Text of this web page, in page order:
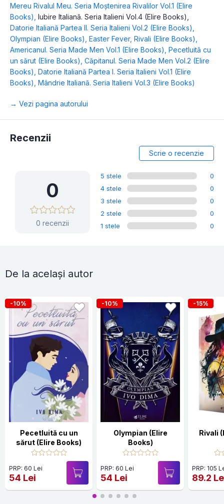
Mereu Rivalul Meu. Seria Moștenirea Rivalilor Vol.1 (Elire
Books) Iubire Italiană. Seria Italieni Vol.4 (Elire Books)
Datorie Italiană Partea II. Seria Italieni Vol.2 (Elire Books)
Olympian (Elire Books) Easter Fever, Rivali (Elire Books)
Americanul. Seria Made Men Vol.1 (Elire Books) Pecetluită cu
un sărut (Elire Books) Căpitanul. Seria Made Men Vol.2 (Elire
Books) Datorie Italiană Partea I. Seria Italieni Vol.1 (Elire
Books) Mândrie Italiană. Seria Italieni Vol.3 (Elire Books)
→ Vezi pagina autorului
Recenzii
Scrie o recenzie
0
0 recenzii
5 stele
0
4 stele
0
3 stele
0
2 stele
0
1 stele
0
De la același autor
-10%
Pecetluită cu un
sărut (Elire Books)
PRP: 60 Lei
54 Lei
-10%
Olympian (Elire
Books)
PRP: 60 Lei
54 Lei
-15%
Rivali
PRP: 105
89.2